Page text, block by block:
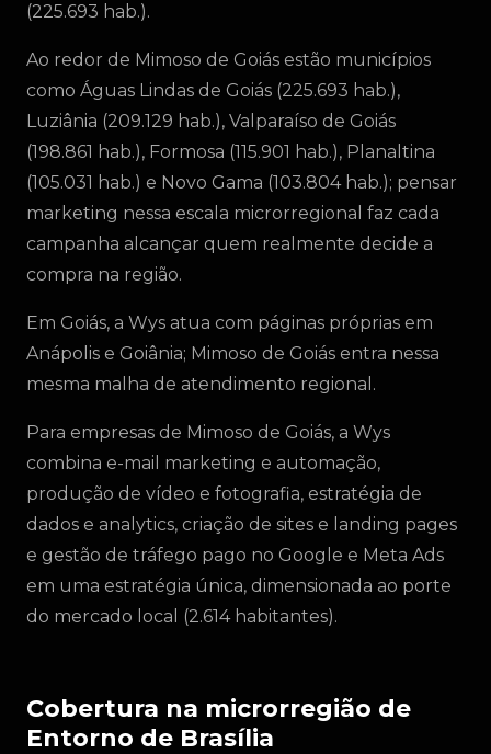
(225.693 hab.).
Ao redor de Mimoso de Goiás estão municípios
como Águas Lindas de Goiás (225.693 hab.),
Luziânia (209.129 hab.), Valparaíso de Goiás
(198.861 hab.), Formosa (115.901 hab.), Planaltina
(105.031 hab.) e Novo Gama (103.804 hab.); pensar
marketing nessa escala microrregional faz cada
campanha alcançar quem realmente decide a
compra na região.
Em Goiás, a Wys atua com páginas próprias em
Anápolis e Goiânia; Mimoso de Goiás entra nessa
mesma malha de atendimento regional.
Para empresas de Mimoso de Goiás, a Wys
combina e-mail marketing e automação,
produção de vídeo e fotografia, estratégia de
dados e analytics, criação de sites e landing pages
e gestão de tráfego pago no Google e Meta Ads
em uma estratégia única, dimensionada ao porte
do mercado local (2.614 habitantes).
Cobertura na microrregião de
Entorno de Brasília